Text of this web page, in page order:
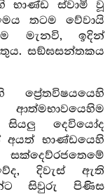
භාණ්ඩ ස්වාමි වූ
තටම වේවායි
මැනවි, ඉදින්
සඞ්ඝසන්තකය
ආත්මභාවයෙහිම
සියලු දෙවියෝද
අයත් භාණ්ඩයෙහි
දිවැස් ඇති
සිවුරු පිණිස